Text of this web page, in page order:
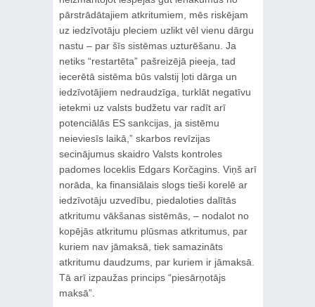
pārstrādātajiem atkritumiem, mēs riskējam
uz iedzīvotāju pleciem uzlikt vēl vienu dārgu
nastu – par šīs sistēmas uzturēšanu. Ja
netiks “restartēta” pašreizējā pieeja, tad
iecerētā sistēma būs valstij ļoti dārga un
iedzīvotājiem nedraudzīga, turklāt negatīvu
ietekmi uz valsts budžetu var radīt arī
potenciālās ES sankcijas, ja sistēmu
neieviesīs laikā,” skarbos revīzijas
secinājumus skaidro Valsts kontroles
padomes loceklis Edgars Korčagins. Viņš arī
norāda, ka finansiālais slogs tieši korelē ar
iedzīvotāju uzvedību, piedaloties dalītās
atkritumu vākšanas sistēmās, – nodalot no
kopējās atkritumu plūsmas atkritumus, par
kuriem nav jāmaksā, tiek samazināts
atkritumu daudzums, par kuriem ir jāmaksā.
Tā arī izpaužas princips “piesārņotājs
maksā”.